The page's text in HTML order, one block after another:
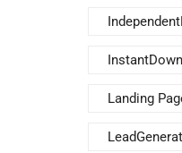
Landing